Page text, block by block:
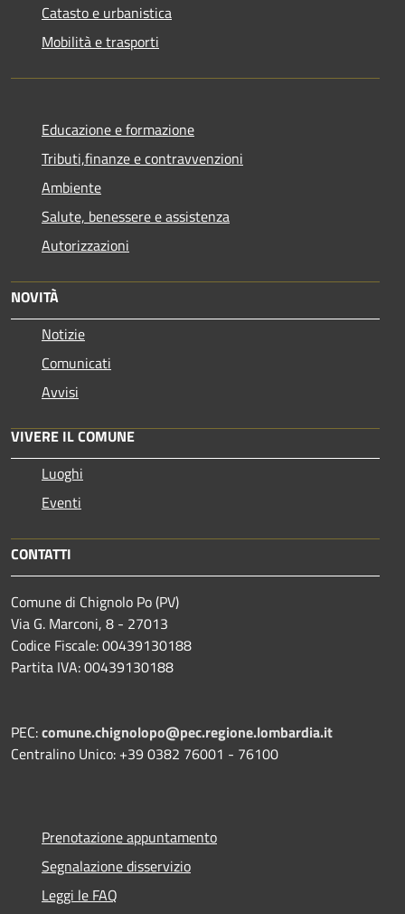
Catasto e urbanistica
Mobilità e trasporti
Educazione e formazione
Tributi,finanze e contravvenzioni
Ambiente
Salute, benessere e assistenza
Autorizzazioni
NOVITÀ
Notizie
Comunicati
Avvisi
VIVERE IL COMUNE
Luoghi
Eventi
CONTATTI
Comune di Chignolo Po (PV)
Via G. Marconi, 8 - 27013
Codice Fiscale: 00439130188
Partita IVA: 00439130188
PEC:comune.chignolopo@pec.regione.lombardia.it
Centralino Unico: +39 0382 76001 - 76100
Prenotazione appuntamento
Segnalazione disservizio
Leggi le FAQ